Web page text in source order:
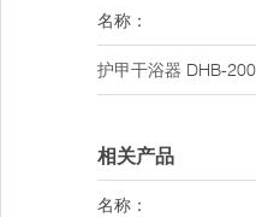
名称：
护甲干浴器 DHB-200
相关产品
名称：